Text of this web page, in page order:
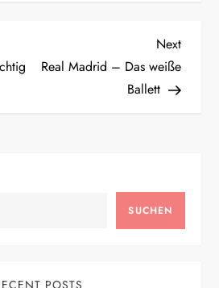
Next
Post
Next
Real Madrid – Das weiße
Ballett
SUCHEN
POSTS